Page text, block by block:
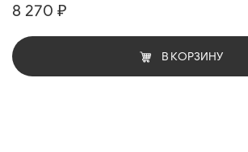
8 270 ₽
В КОРЗИНУ